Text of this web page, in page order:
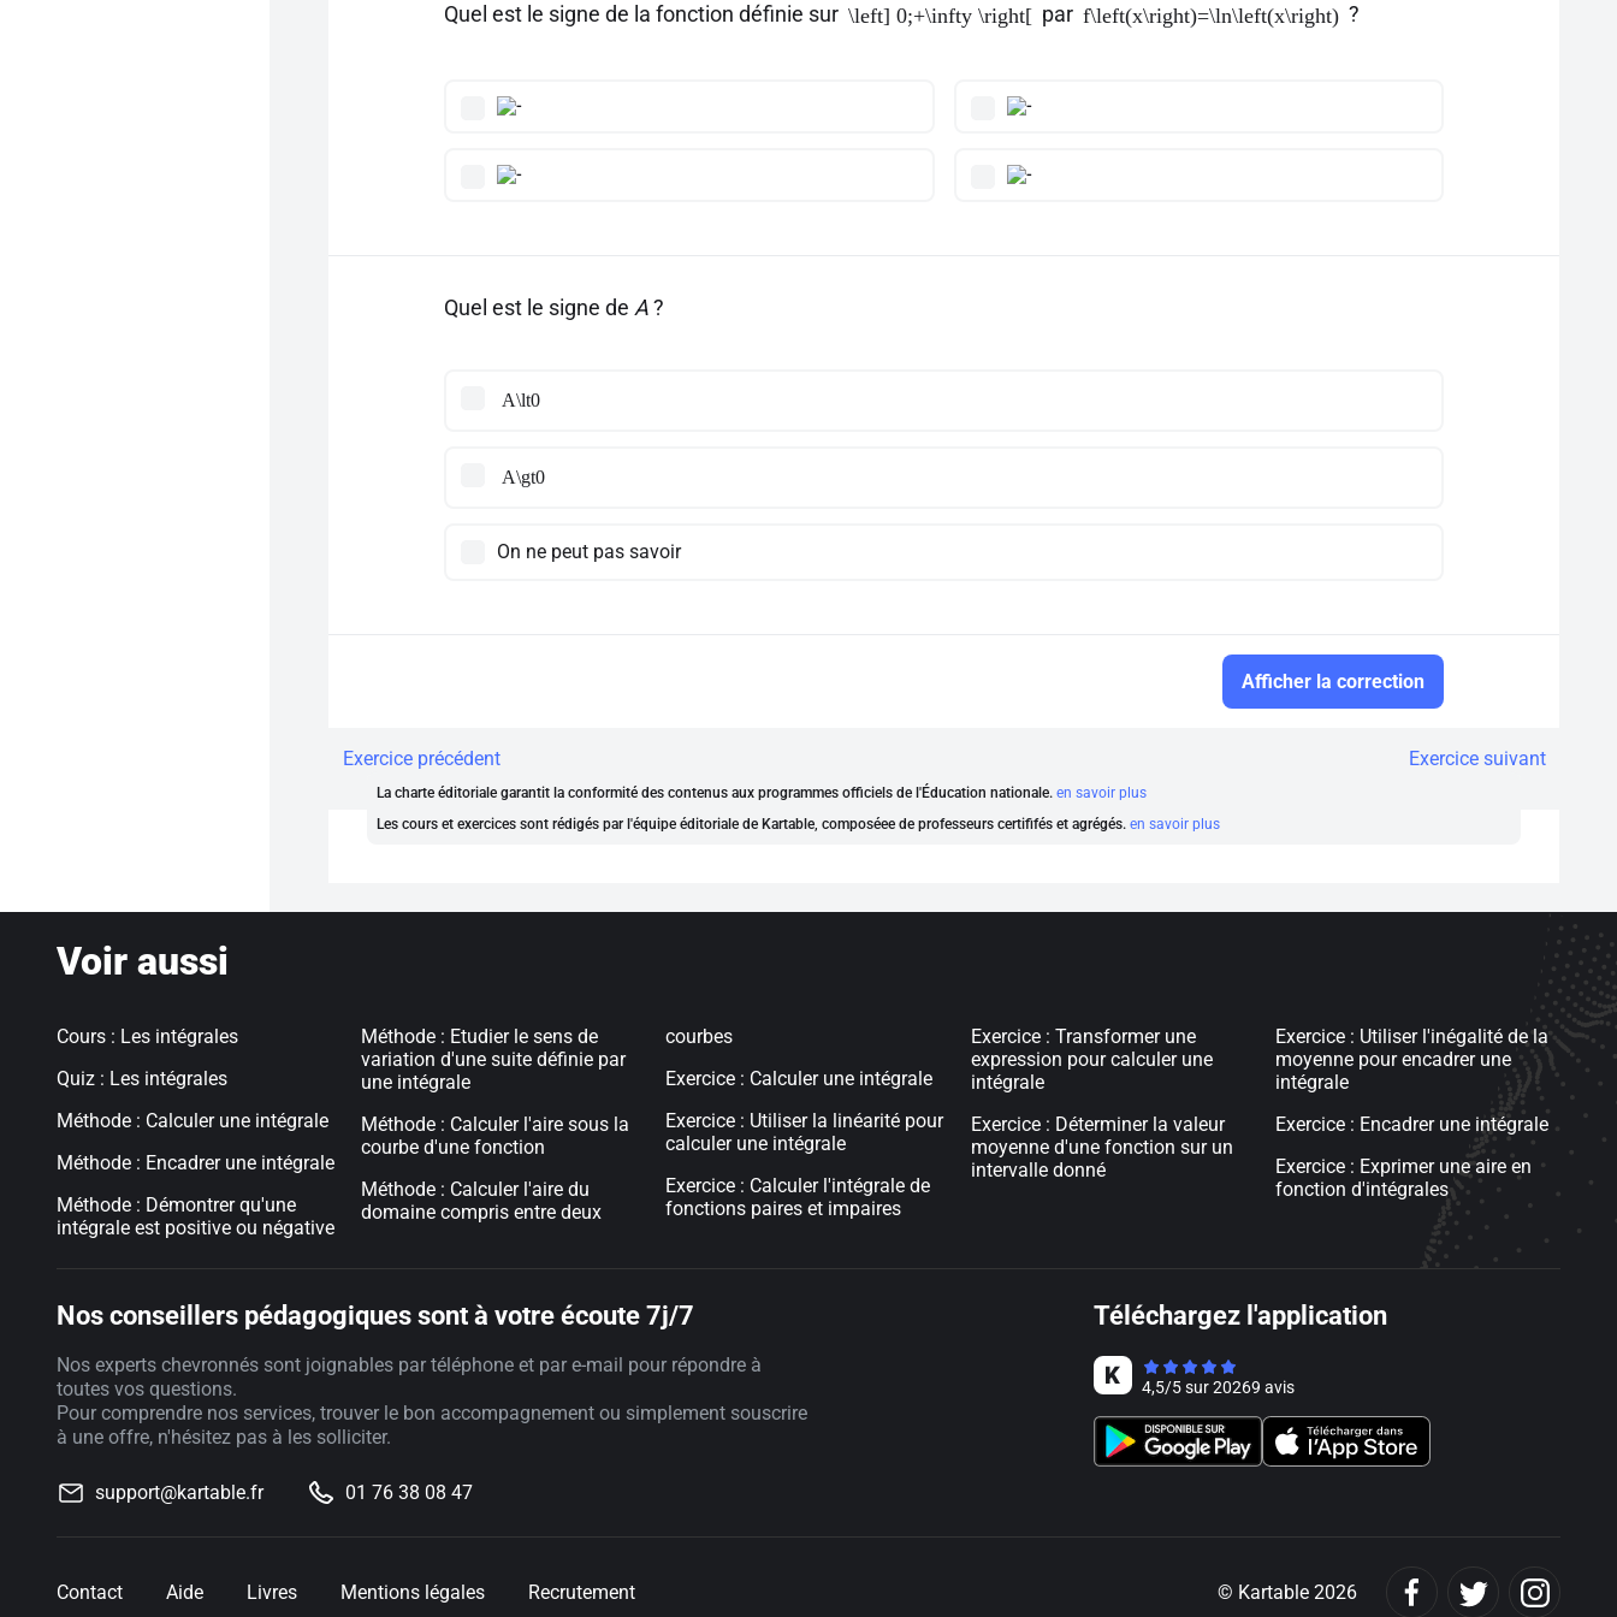
Quel est le signe de la fonction définie sur \left] 0;+\infty \right[ par f\left(x\right)=\ln\left(x\right) ?
Quel est le signe de A?
A\lt0
A\gt0
On ne peut pas savoir
Afficher la correction
Exercice précédent Exercice suivant
La charte éditoriale garantit la conformité des contenus aux programmes officiels de l'Éducation nationale. en savoir plus
Les cours et exercices sont rédigés par l'équipe éditoriale de Kartable, composéee de professeurs certififés et agrégés. en savoir plus
Voir aussi
Cours : Les intégrales
Quiz : Les intégrales
Méthode : Calculer une intégrale
Méthode : Encadrer une intégrale
Méthode : Démontrer qu'une
intégrale est positive ou négative
Méthode : Etudier le sens de
variation d'une suite définie par
une intégrale
Méthode : Calculer l'aire sous la
courbe d'une fonction
Méthode : Calculer l'aire du
domaine compris entre deux
courbes
Exercice : Calculer une intégrale
Exercice : Utiliser la linéarité pour
calculer une intégrale
Exercice : Calculer l'intégrale de
fonctions paires et impaires
Exercice : Transformer une
expression pour calculer une
intégrale
Exercice : Déterminer la valeur
moyenne d'une fonction sur un
intervalle donné
Exercice : Utiliser l'inégalité de la
moyenne pour encadrer une
intégrale
Exercice : Encadrer une intégrale
Exercice : Exprimer une aire en
fonction d'intégrales
Nos conseillers pédagogiques sont à votre écoute 7j/7
Nos experts chevronnés sont joignables par téléphone et par e-mail pour répondre à
toutes vos questions.
Pour comprendre nos services, trouver le bon accompagnement ou simplement souscrire
à une offre, n'hésitez pas à les solliciter.
support@kartable.fr 01 76 38 08 47
Téléchargez l'application
4,5/5sur20269 avis
Contact Aide Livres Mentions légales Recrutement © Kartable 2026